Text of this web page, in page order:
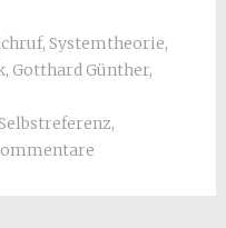
, Systemtheorie,
, Gotthard Günther,
,